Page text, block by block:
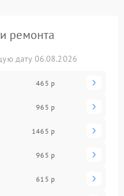
ремонта
дату 06.08.2026
465 р
965 р
1465 р
965 р
615 р